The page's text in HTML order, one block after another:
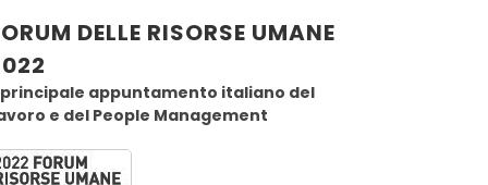
DELLE RISORSE UMANE
appuntamento italiano del
e del People Management